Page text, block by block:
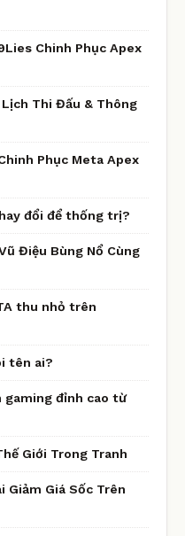
Chinh Phục Apex
Thi Đấu & Thông
Phục Meta Apex
đổi để thống trị?
Điệu Bùng Nổ Cùng
thu nhỏ trên
tên ai?
gaming đỉnh cao từ
Giới Trong Tranh
Giảm Giá Sốc Trên